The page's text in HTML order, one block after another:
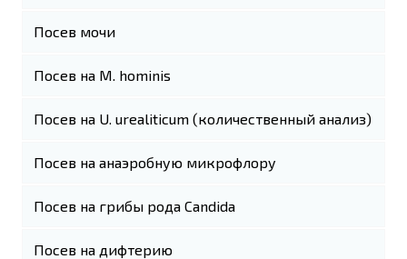
Посев мочи
Посев на M. hominis
Посев на U. urealiticum (количественный анализ)
Посев на анаэробную микрофлору
Посев на грибы рода Candida
Посев на дифтерию